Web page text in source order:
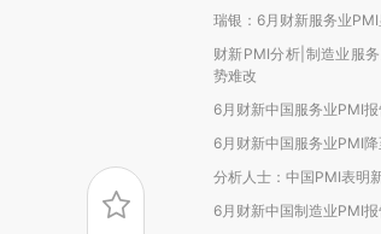
瑞银：6月财新服务业
财新PMI分析|制造业服
势难改
6月财新中国服务业PMI
6月财新中国服务业PMI降
分析人士：中国PMI表明
6月财新中国制造业PMI